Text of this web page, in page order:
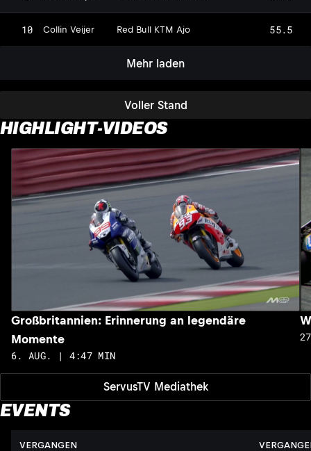
Voller Stand
10 Collin Veijer Red Bull KTM Ajo 55.5
Mehr laden
HIGHLIGHT-VIDEOS
ServusTV Mediathek
Großbritannien: Erinnerung an legendäre
Momente
6. AUG. | 4:47 MIN
EVENTS
VERGANGEN